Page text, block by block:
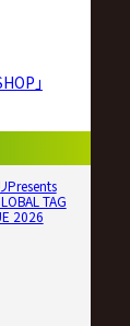
」
Presents
TAG
2026